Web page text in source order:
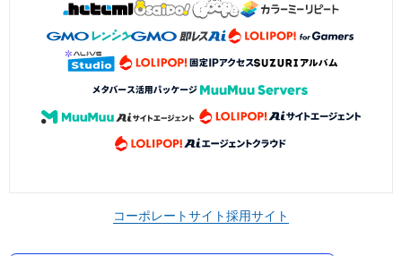
コーポレートサイト採用サイト